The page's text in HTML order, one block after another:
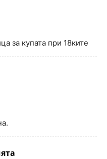
за купата при 18ките